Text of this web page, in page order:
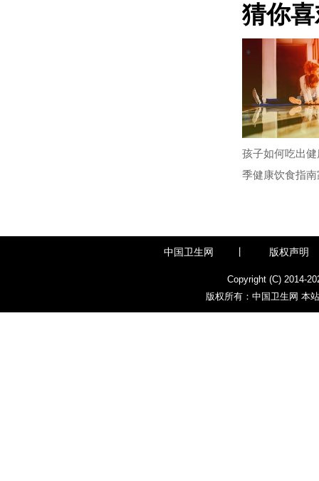
猜你
孩子如何吃出
季健康饮食指
中国卫生网 版权声明
Copyright (C) 2014-
版权所有：中国卫生网 本